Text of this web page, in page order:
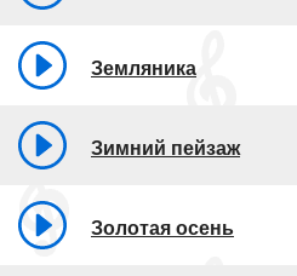
Земляника
Зимний пейзаж
Золотая осень